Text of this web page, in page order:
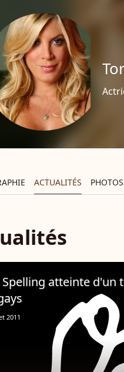
ACTUALITÉS PHOTOS
Spelling atteinte d'un
2011